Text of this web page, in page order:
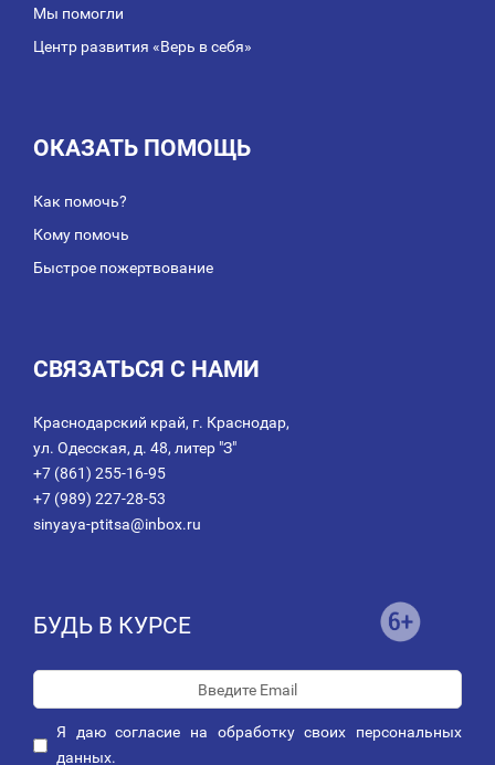
Мы помогли
Центр развития «Верь в себя»
ОКАЗАТЬ ПОМОЩЬ
Как помочь?
Кому помочь
Быстрое пожертвование
СВЯЗАТЬСЯ С НАМИ
Краснодарский край, г. Краснодар,
ул. Одесская, д. 48, литер "З"
+7 (861) 255-16-95
+7 (989) 227-28-53
sinyaya-ptitsa@inbox.ru
БУДЬ В КУРСЕ
Я даюсогласие на обработку своих персональных
данных.